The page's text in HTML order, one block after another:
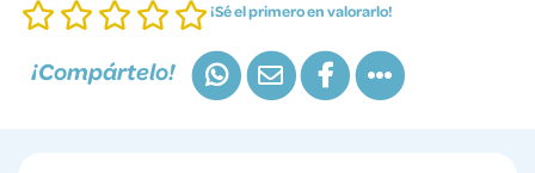
¡Sé el primero en valorarlo!
¡Compártelo!